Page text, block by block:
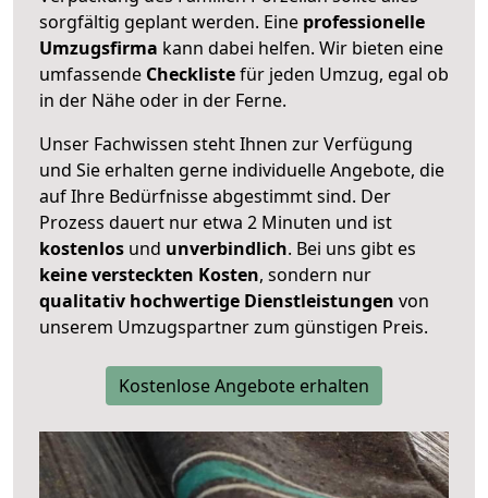
sorgfältig geplant werden. Eine professionelle
Umzugsfirma kann dabei helfen. Wir bieten eine
umfassende Checklistefür jeden Umzug, egal ob
in der Nähe oder in der Ferne.
Unser Fachwissen steht Ihnen zur Verfügung
und Sie erhalten gerne individuelle Angebote, die
auf Ihre Bedürfnisse abgestimmt sind. Der
Prozess dauert nur etwa 2 Minuten und ist
kostenlos und unverbindlich. Bei uns gibt es
keine versteckten Kosten, sondern nur
qualitativ hochwertige Dienstleistungen von
unserem Umzugspartner zum günstigen Preis.
Kostenlose Angebote erhalten